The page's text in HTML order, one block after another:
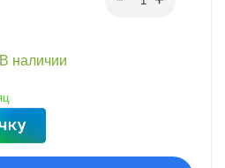
В наличии